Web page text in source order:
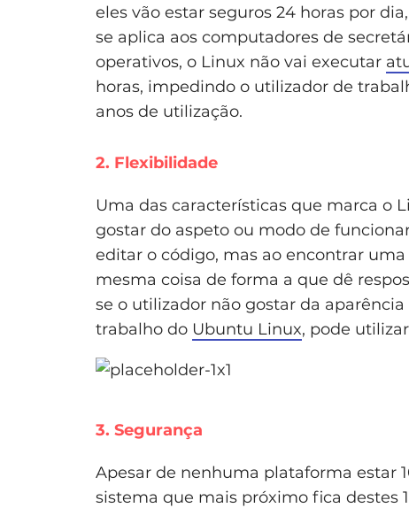
eles vão estar seguros 24 horas por
se aplica aos computadores de
operativos, o Linux não vai executar
horas, impedindo o utilizador de
anos de utilização.
2. Flexibilidade
Uma das características que marca o
gostar do aspeto ou modo de
editar o código, mas ao encontrar
mesma coisa de forma a que dê
se o utilizador não gostar da
trabalho do Ubuntu Linux, pode
3. Segurança
Apesar de nenhuma plataforma estar
sistema que mais próximo fica destes